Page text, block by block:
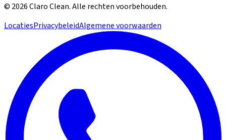
© 2026Claro Clean.Alle rechten voorbehouden.
LocatiesPrivacybeleidAlgemene voorwaarden